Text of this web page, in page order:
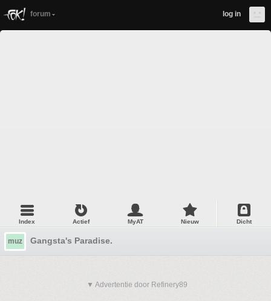
forum log in
Index Actief MyAT Nieuw Dicht
muz Gangsta's Paradise.
▼ Advertentie door Refinery89